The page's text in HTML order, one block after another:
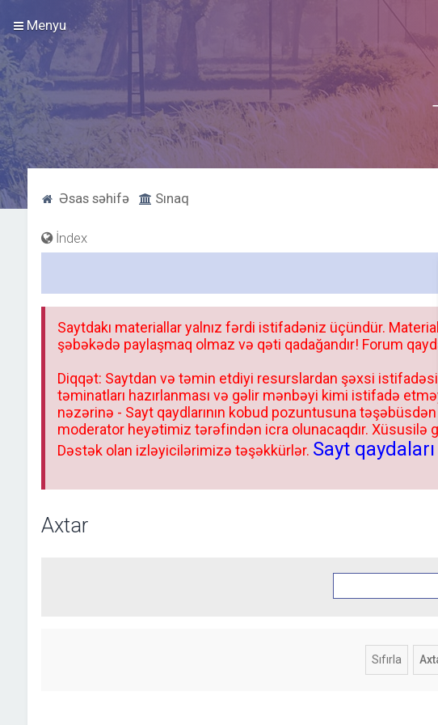
Menyu
Əsas səhifə Sınaq
İndex
Saytdakı materiallar yalnız fərdi istifadəniz üçündür.
şəbəkədə paylaşmaq olmaz və qəti qadağandır! Forum
Diqqət: Saytdan və təmin etdiyi resurslardan şəxsi
təminatları hazırlanması və gəlir mənbəyi kimi istifadə
nəzərinə - Sayt qaydlarının kobud pozuntusuna
moderator heyətimiz tərəfindən icra olunacaqdır. Xüsusilə
Dəstək olan izləyicilərimizə təşəkkürlər. Sayt qaydaları
Axtar